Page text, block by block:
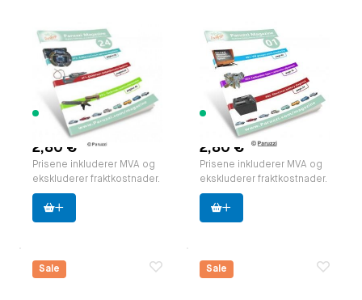
Paruzzi Magazine,
editie 24 NL.
zakformaat (A5)
Paruzzi nummer:591824
Produsent:
Paruzzi
236 varer
tilgjengelig
2,80 €
Prisene inkluderer MVA og
ekskluderer fraktkostnader.
Paruzzi Magazine,
edition 01 EN.
pocket format (A5)
Paruzzi nummer:591831
Produsent:
Paruzzi
101 varer
tilgjengelig
2,80 €
Prisene inkluderer MVA og
ekskluderer fraktkostnader.
Sale Sale